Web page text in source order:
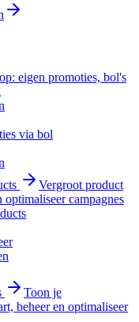
eigen promoties, bol's
via bol
Vergroot product
optimaliseer campagnes
Toon je
beheer en optimaliseer